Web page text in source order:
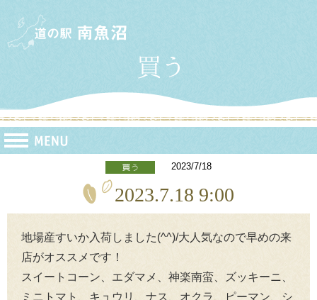
2023/7/18
2023.7.18 9:00
地場産すいか入荷しました(^^)/大人気なので早めの来
店がオススメです！
スイートコーン、エダマメ、神楽南蛮、ズッキーニ、
ミニトマト、キュウリ、ナス、オクラ、ピーマン、シ